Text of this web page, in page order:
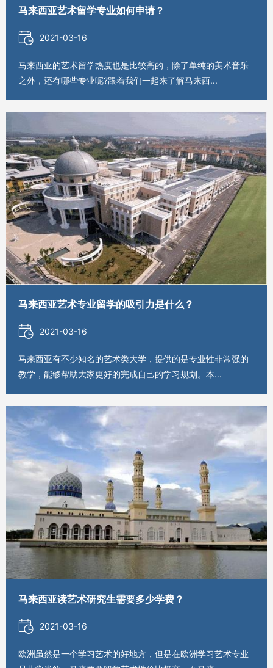
马来西亚艺术留学专业如何申请？
2021-03-16
马来西亚的艺术留学热度也是比较高的，除了单纯的美术音乐
之外，还有哪些专业呢?跟着我们一起来了解马来西...
马来西亚艺术专业留学的吸引力是什么？
2021-03-16
马来西亚有不少知名的艺术类大学，提供的是专业性非常强的
教学，能够帮助大家更好的完成自己的学习规划。本...
马来西亚读艺术研究生需要多少学费？
2021-03-16
欧洲虽然是一个学习艺术的好地方，但是在欧洲学习艺术专业